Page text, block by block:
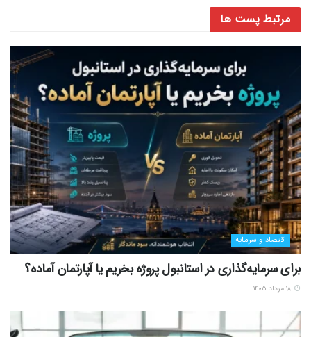
مرتبط پست ها
اقتصاد و سرمایه
برای سرمایه‌گذاری در استانبول پروژه بخریم یا آپارتمان آماده؟